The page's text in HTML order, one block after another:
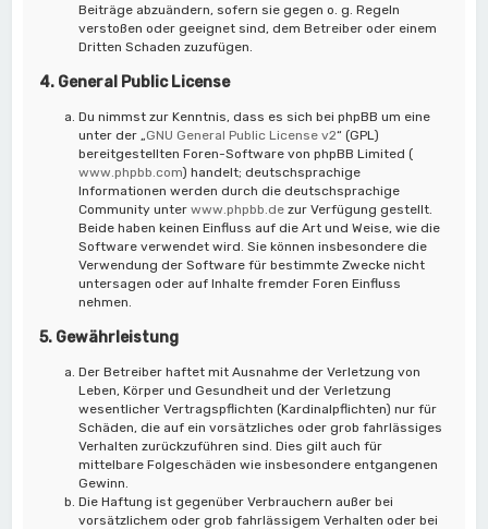
Beiträge abzuändern, sofern sie gegen o. g. Regeln
verstoßen oder geeignet sind, dem Betreiber oder einem
Dritten Schaden zuzufügen.
4. General Public License
Du nimmst zur Kenntnis, dass es sich bei phpBB um eine
unter der „GNU General Public License v2“ (GPL)
bereitgestellten Foren-Software von phpBB Limited (
www.phpbb.com) handelt; deutschsprachige
Informationen werden durch die deutschsprachige
Community unterwww.phpbb.de zur Verfügung gestellt.
Beide haben keinen Einfluss auf die Art und Weise, wie die
Software verwendet wird. Sie können insbesondere die
Verwendung der Software für bestimmte Zwecke nicht
untersagen oder auf Inhalte fremder Foren Einfluss
nehmen.
5. Gewährleistung
Der Betreiber haftet mit Ausnahme der Verletzung von
Leben, Körper und Gesundheit und der Verletzung
wesentlicher Vertragspflichten (Kardinalpflichten) nur für
Schäden, die auf ein vorsätzliches oder grob fahrlässiges
Verhalten zurückzuführen sind. Dies gilt auch für
mittelbare Folgeschäden wie insbesondere entgangenen
Gewinn.
Die Haftung ist gegenüber Verbrauchern außer bei
vorsätzlichem oder grob fahrlässigem Verhalten oder bei